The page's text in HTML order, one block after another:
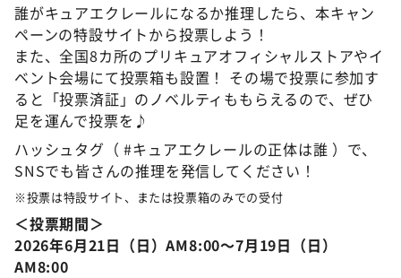
誰がキュアエクレールになるか推理したら、本キャン
ペーンの特設サイトから投票しよう！
また、全国8カ所のプリキュアオフィシャルストアやイ
ベント会場にて投票箱も設置！ その場で投票に参加す
ると「投票済証」のノベルティももらえるので、ぜひ
足を運んで投票を♪
ハッシュタグ（ #キュアエクレールの正体は誰 ）で、
SNSでも皆さんの推理を発信してください！
※投票は特設サイト、または投票箱のみでの受付
＜投票期間＞
2026年6月21日（日）AM8:00～7月19日（日）
AM8:00